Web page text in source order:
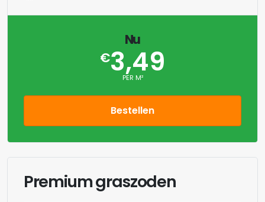
Nu
€3,49
PER M²
Bestellen
Premium graszoden